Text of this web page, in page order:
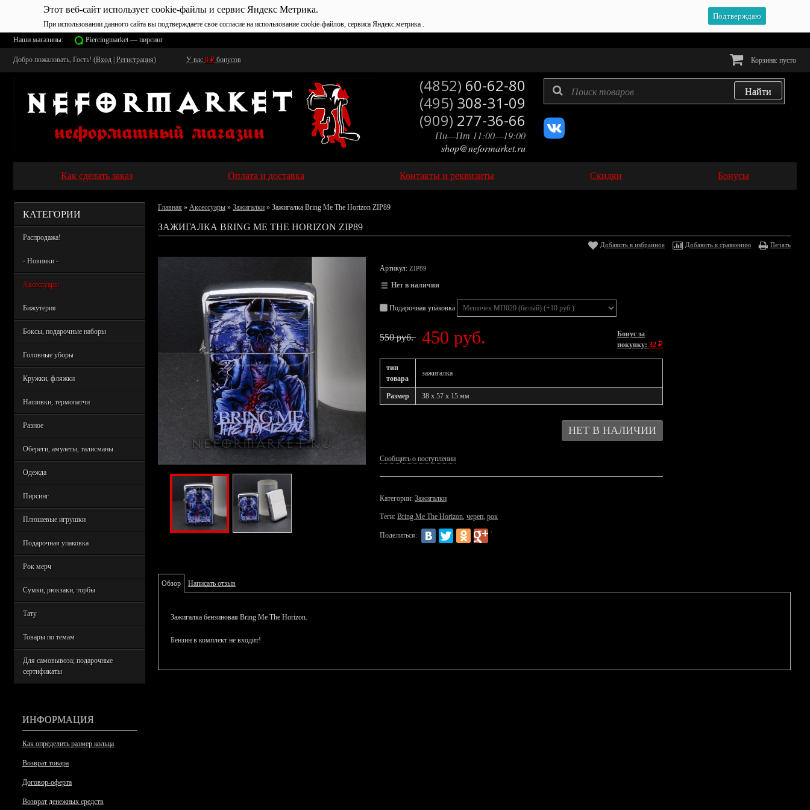
Этот веб-сайт использует cookie-файлы и сервис Яндекс Метрика.
При использовании данного сайта вы подтверждаете свое согласие на использование cookie-файлов, сервиса Яндекс.метрика .
Подтверждаю
Наши магазины: Piercingmarket — пирсинг
Добро пожаловать, Гость! (Вход Регистрация) У вас 0 ₽ бонусов Корзина: пусто
(4852) 60-62-80
(495) 308-31-09
(909) 277-36-66
Пн—Пт 11:00—19:00
shop@neformarket.ru
Как сделать заказ Оплата и доставка Контакты и реквизиты Скидки Бонусы
КАТЕГОРИИ
Распродажа!
- Новинки -
Аксессуары
Бижутерия
Боксы, подарочные наборы
Головные уборы
Кружки, фляжки
Нашивки, термопатчи
Разное
Обереги, амулеты, талисманы
Одежда
Пирсинг
Плюшевые игрушки
Подарочная упаковка
Рок мерч
Сумки, рюкзаки, торбы
Тату
Товары по темам
Для самовывоза; подарочные
сертификаты
ИНФОРМАЦИЯ
Как определить размер кольца
Возврат товара
Договор-оферта
Возврат денежных средств
Главная » Аксессуары » Зажигалки » Зажигалка Bring Me The Horizon ZIP89
ЗАЖИГАЛКА BRING ME THE HORIZON ZIP89
Добавить в избранное Добавить к сравнению Печать
Артикул: ZIP89
Нет в наличии
Подарочная упаковка
550 руб. 450 руб.
Бонус за
покупку: 32 ₽
тип
товара
зажигалка
Размер 38 x 57 x 15 мм
Сообщить о поступлении
Категории: Зажигалки
Теги: Bring Me The Horizon, череп, рок
Поделиться:
Обзор Написать отзыв
Зажигалка бензиновая Bring Me The Horizon.
Бензин в комплект не входит!